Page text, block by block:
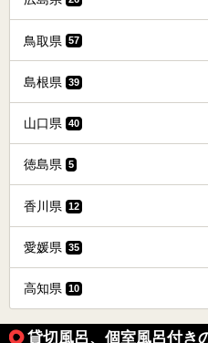
鳥取県 57
島根県 39
山口県 40
徳島県 5
香川県 12
愛媛県 35
高知県 10
貸切風呂、個室風呂付き